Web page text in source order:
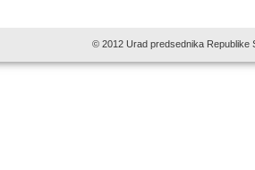
© 2012 Urad predsednika